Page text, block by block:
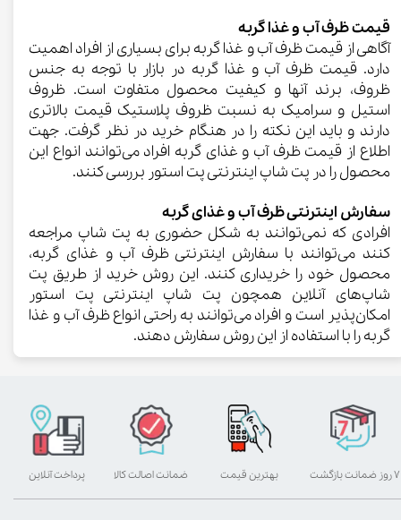
قیمت ظرف آب و غذا گربه
آگاهی از قیمت ظرف آب و غذا گربه برای بسیاری از افراد اهمیت
دارد. قیمت ظرف آب و غذا گربه در بازار با توجه به جنس
ظروف، برند آنها و کیفیت محصول متفاوت است. ظروف
استیل و سرامیک به نسبت ظروف پلاستیک قیمت بالاتری
دارند و باید این نکته را در هنگام خرید در نظر گرفت. جهت
اطلاع از قیمت ظرف آب و غذای گربه افراد می‌توانند انواع این
محصول را در پت شاپ اینترنتی پت استور بررسی کنند.
​​​​​​​سفارش اینترنتی ظرف آب و غذای گربه
افرادی که نمی‌توانند به شکل حضوری به پت شاپ مراجعه
کنند می‌توانند با سفارش اینترنتی ظرف آب و غذای گربه،
محصول خود را خریداری کنند. این روش خرید از طریق پت
شاپ‌های آنلاین همچون پت شاپ اینترنتی پت استور
امکان‌پذیر است و افراد می‌توانند به راحتی انواع ظرف آب و غذا
گربه را با استفاده از این روش سفارش دهند.
بهترین قیمت پرداخت آنلاین ۷ روز ضمانت بازگشت ضمانت اصالت کالا